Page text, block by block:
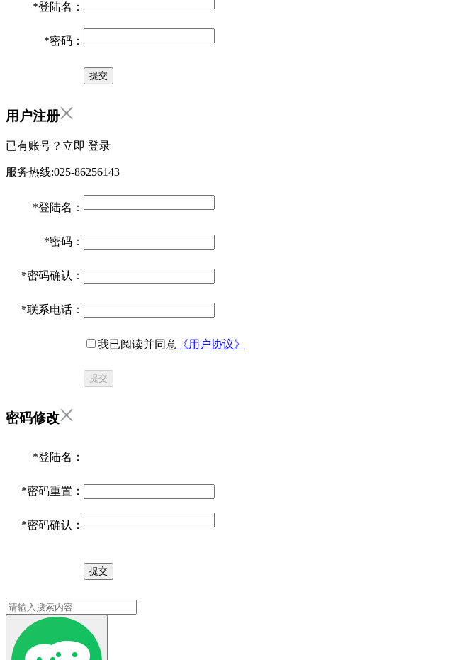
*登陆名：
*密码：
用户注册
已有账号？立即 登录
服务热线:025-86256143
*登陆名：
*密码：
*密码确认：
*联系电话：
我已阅读并同意 《用户协议》
提交
密码修改
*登陆名：
*密码重置：
*密码确认：